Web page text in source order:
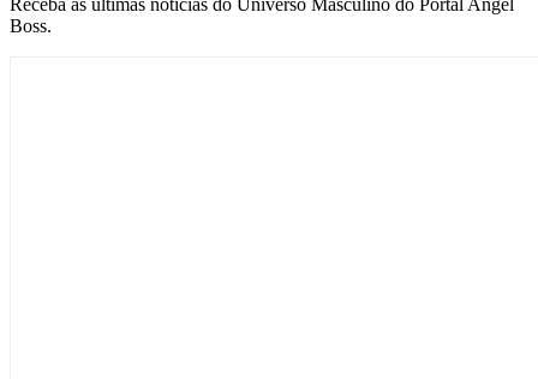
Receba as últimas notícias do Universo Masculino do Portal Angel
Boss.